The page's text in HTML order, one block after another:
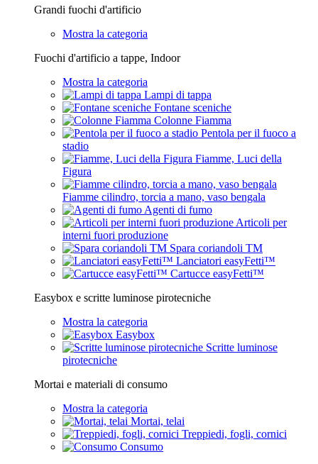
Grandi fuochi d'artificio
Mostra la categoria
Fuochi d'artificio a tappe, Indoor
Mostra la categoria
Lampi di tappa
Fontane sceniche
Colonne Fiamma
Pentola per il fuoco a
stadio
Fiamme, Luci della
Figura
Fiamme cilindro, torcia a mano, vaso bengala
Agenti di fumo
Articoli per
interni fuori produzione
Spara coriandoli TM
Lanciatori easyFetti™
Cartucce easyFetti™
Easybox e scritte luminose pirotecniche
Mostra la categoria
Easybox
Scritte luminose
pirotecniche
Mortai e materiali di consumo
Mostra la categoria
Mortai, telai
Treppiedi, fogli, cornici
Consumo